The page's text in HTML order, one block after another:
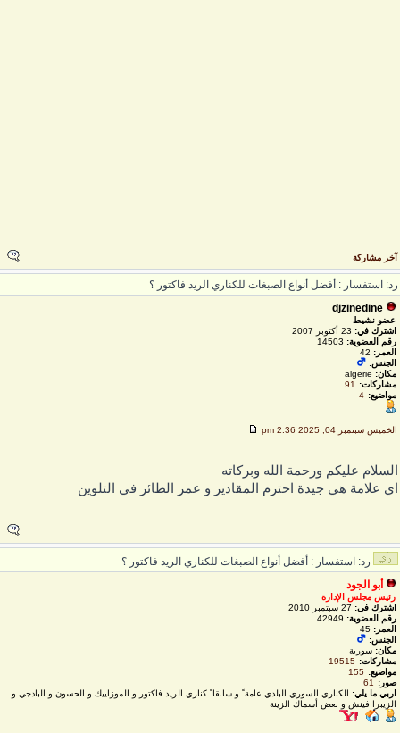
آخر مشاركة
استفسار : أفضل أنواع الصبغات للكناري الريد فاكتور ؟
djzinedine
عضو نشيط
اشترك في:23 أكتوبر 2007
رقم العضوية:14503
العمر: 42
الجنس:
مكان:algerie
مشاركات:
91
مواضيع:
4
الخميس سبتمبر 04, 2025 2:36 pm
عليكم ورحمة الله وبركاته
علامة هي جيدة احترم المقادير و عمر الطائر في التلوين
رد: استفسار : أفضل أنواع الصبغات للكناري الريد فاكتور ؟
أبو الجود
رئيس مجلس الإدارة
اشترك في:27 سبتمبر 2010
رقم العضوية:42949
العمر: 45
الجنس:
مكان:سورية
مشاركات:
19515
مواضيع:
155
صور:
61
اربي ما يلي:الكناري السوري البلدي عامة ً و سابقا ً كناري الريد فاكتور و الموزاييك و الحسون و البادجي و
الزيبرا فينش و بعض أسماك الزينة